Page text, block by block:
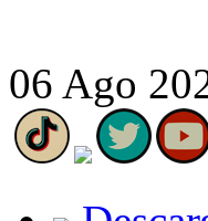
06 Ago